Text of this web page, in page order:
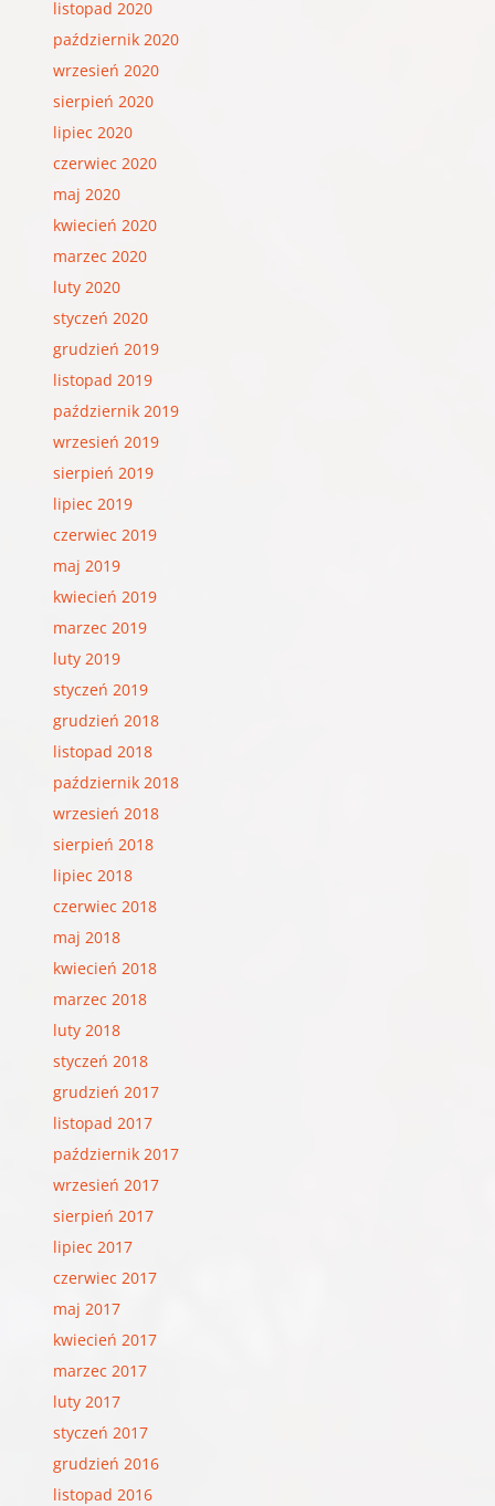
listopad 2020
październik 2020
wrzesień 2020
sierpień 2020
lipiec 2020
czerwiec 2020
maj 2020
kwiecień 2020
marzec 2020
luty 2020
styczeń 2020
grudzień 2019
listopad 2019
październik 2019
wrzesień 2019
sierpień 2019
lipiec 2019
czerwiec 2019
maj 2019
kwiecień 2019
marzec 2019
luty 2019
styczeń 2019
grudzień 2018
listopad 2018
październik 2018
wrzesień 2018
sierpień 2018
lipiec 2018
czerwiec 2018
maj 2018
kwiecień 2018
marzec 2018
luty 2018
styczeń 2018
grudzień 2017
listopad 2017
październik 2017
wrzesień 2017
sierpień 2017
lipiec 2017
czerwiec 2017
maj 2017
kwiecień 2017
marzec 2017
luty 2017
styczeń 2017
grudzień 2016
listopad 2016